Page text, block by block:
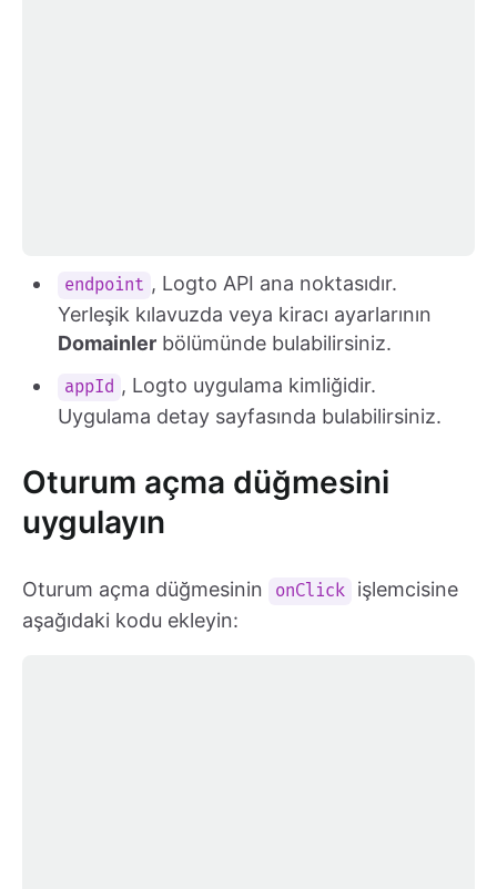
endpoint , Logto API ana noktasıdır.
Yerleşik kılavuzda veya kiracı ayarlarının
Domainler bölümünde bulabilirsiniz.
appId , Logto uygulama kimliğidir.
Uygulama detay sayfasında bulabilirsiniz.
Oturum açma düğmesini
uygulayın
Oturum açma düğmesinin onClick
işlemcisine
aşağıdaki kodu ekleyin: